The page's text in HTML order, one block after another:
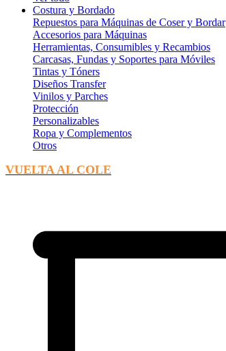
Costura y Bordado
Repuestos para Máquinas de Coser y Bordar
Accesorios para Máquinas
Herramientas, Consumibles y Recambios
Carcasas, Fundas y Soportes para Móviles
Tintas y Tóners
Diseños Transfer
Vinilos y Parches
Protección
Personalizables
Ropa y Complementos
Otros
VUELTA AL COLE